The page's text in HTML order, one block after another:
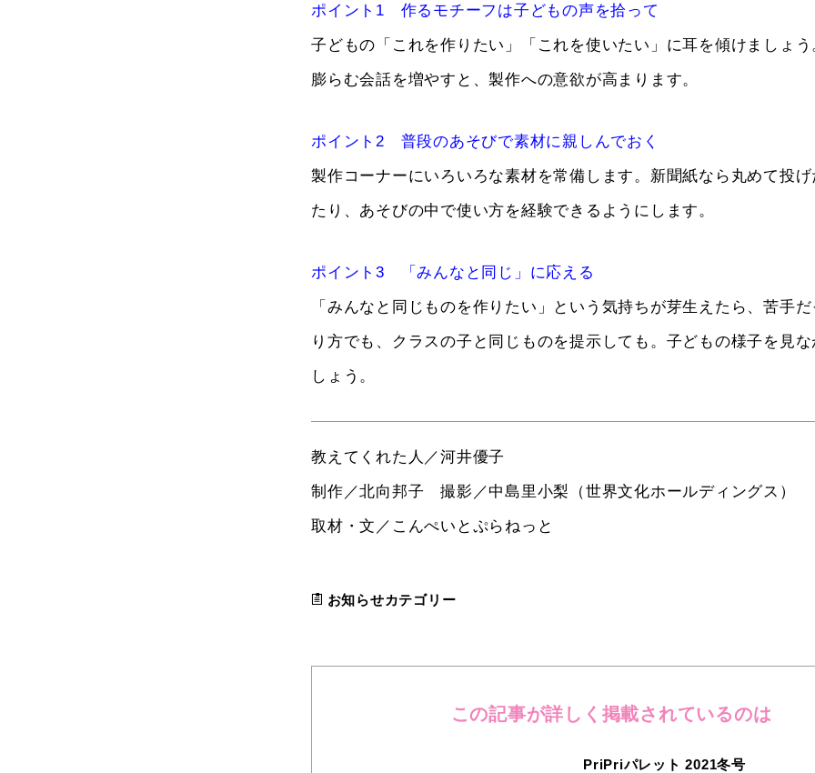
ポイント1 作るモチーフは子どもの声を拾って
子どもの「これを作りたい」「これを使いたい」に耳を傾けましょ
膨らむ会話を増やすと、製作への意欲が高まります。
ポイント2 普段のあそびで素材に親しんでおく
製作コーナーにいろいろな素材を常備します。新聞紙なら丸めて投げ
たり、あそびの中で使い方を経験できるようにします。
ポイント3 「みんなと同じ」に応える
「みんなと同じものを作りたい」という気持ちが芽生えたら、苦手
り方でも、クラスの子と同じものを提示しても。子どもの様子を見な
しょう。
教えてくれた人／河井優子
制作／北向邦子 撮影／中島里小梨（世界文化ホールディングス）
取材・文／こんぺいとぷらねっと
お知らせカテゴリー
この記事が詳しく 掲載されているのは
PriPriパレット 2021冬号